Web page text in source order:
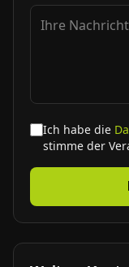
Ich habe die
stimme der